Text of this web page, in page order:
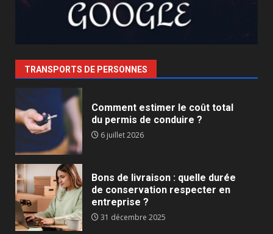
TRANSPORTS DE PERSONNES
Comment estimer le coût total
du permis de conduire ?
6 juillet 2026
Bons de livraison : quelle durée
de conservation respecter en
entreprise ?
31 décembre 2025